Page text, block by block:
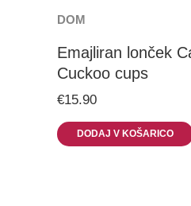
DOM
Emajliran lonček
Cuckoo cups
€15.90
DODAJ V KOŠARICO